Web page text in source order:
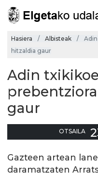
Hasiera Albisteak
hitzaldia gaur
Adin
gaur
OTSAILA
Gazteen artean
daramatzaten